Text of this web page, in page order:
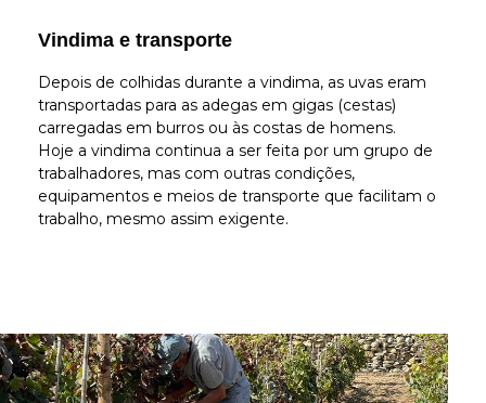
Vindima e transporte
Depois de colhidas durante a vindima, as uvas eram
transportadas para as adegas em gigas (cestas)
carregadas em burros ou às costas de homens.
Hoje a vindima continua a ser feita por um grupo de
trabalhadores, mas com outras condições,
equipamentos e meios de transporte que facilitam o
trabalho, mesmo assim exigente.